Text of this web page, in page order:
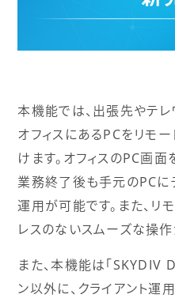
本機能では、出張先やテ
オフィスにあるPCをリモ
けます。オフィスのPC画面
業務終了後も手元のPCに
運用が可能です。また、リ
レスのないスムーズな操
また、本機能は「
ン以外に、クライアント運